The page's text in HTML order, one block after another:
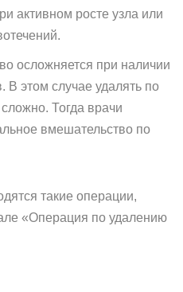
активном росте узла или
осложняется при наличии
В этом случае удалять по
Тогда врачи
вмешательство по
такие операции,
«Операция по удалению